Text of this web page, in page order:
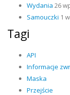
Wydania 26
Samouczki 1
Tagi
API
Informacje
Maska
Przejście